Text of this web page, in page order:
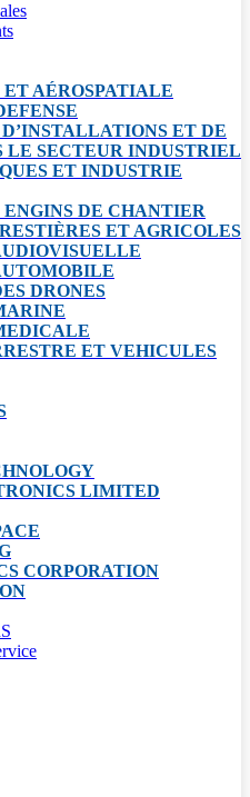
AÉROSPATIALE
ET DE
LE SECTEUR INDUSTRIEL
ET INDUSTRIE
DE CHANTIER
ET AGRICOLES
DRONES
ET VEHICULES
LIMITED
CORPORATION